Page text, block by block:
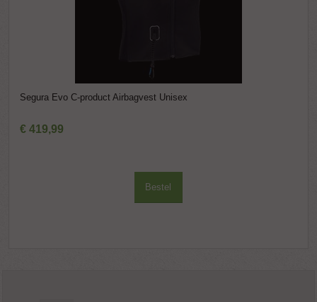
Segura Evo C-product Airbagvest Unisex
€ 419,99
Bestel